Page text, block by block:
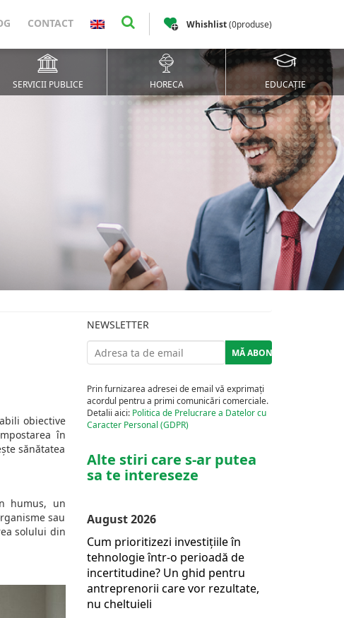
Whishlist(0produse)
CONTACT
SERVICII PUBLICE HORECA EDUCAȚIE
obiective
în
sănătatea
humus, un
sau
solului din
NEWSLETTER
Prin furnizarea adresei de email vă exprimați
acordul pentru a primi comunicări comerciale.
Detalii aici: Politica de Prelucrare a Datelor cu
Caracter Personal (GDPR)
Alte stiri care s-ar putea
sa te intereseze
August 2026
Cum prioritizezi investițiile în
tehnologie într-o perioadă de
incertitudine? Un ghid pentru
antreprenorii care vor rezultate,
nu cheltuieli